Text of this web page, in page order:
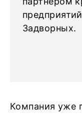
Задворных.
Компания уже